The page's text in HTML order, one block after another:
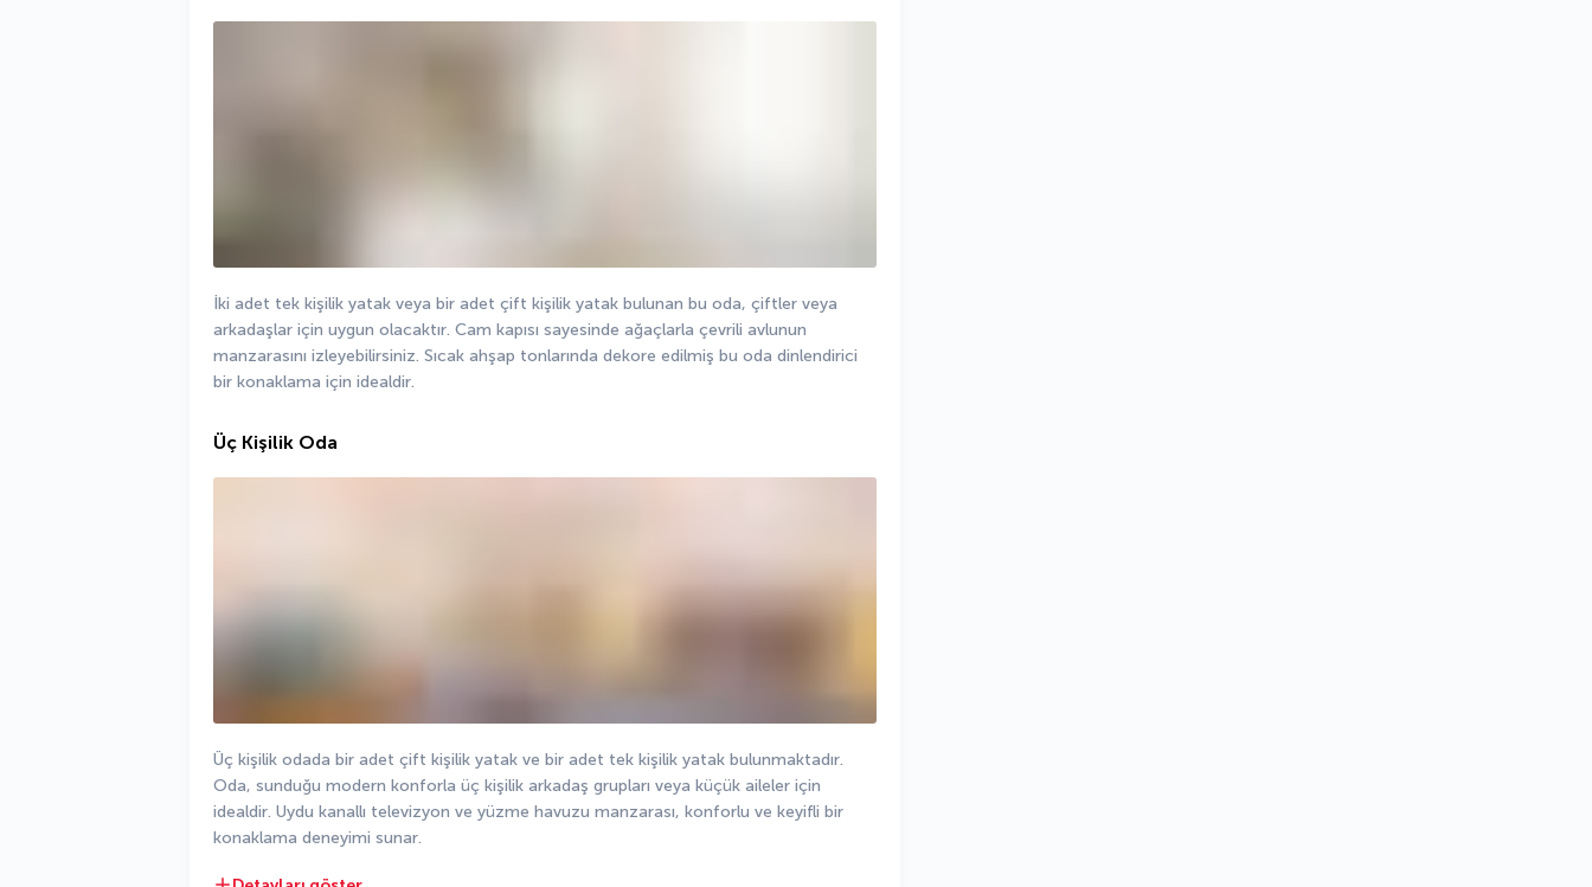
İki adet tek kişilik yatak veya bir adet çift kişilik yatak bulunan bu oda, çiftler veya
arkadaşlar için uygun olacaktır. Cam kapısı sayesinde ağaçlarla çevrili avlunun
manzarasını izleyebilirsiniz. Sıcak ahşap tonlarında dekore edilmiş bu oda dinlendirici
bir konaklama için idealdir.
Üç Kişilik Oda
Üç kişilik odada bir adet çift kişilik yatak ve bir adet tek kişilik yatak bulunmaktadır.
Oda, sunduğu modern konforla üç kişilik arkadaş grupları veya küçük aileler için
idealdir. Uydu kanallı televizyon ve yüzme havuzu manzarası, konforlu ve keyifli bir
konaklama deneyimi sunar.